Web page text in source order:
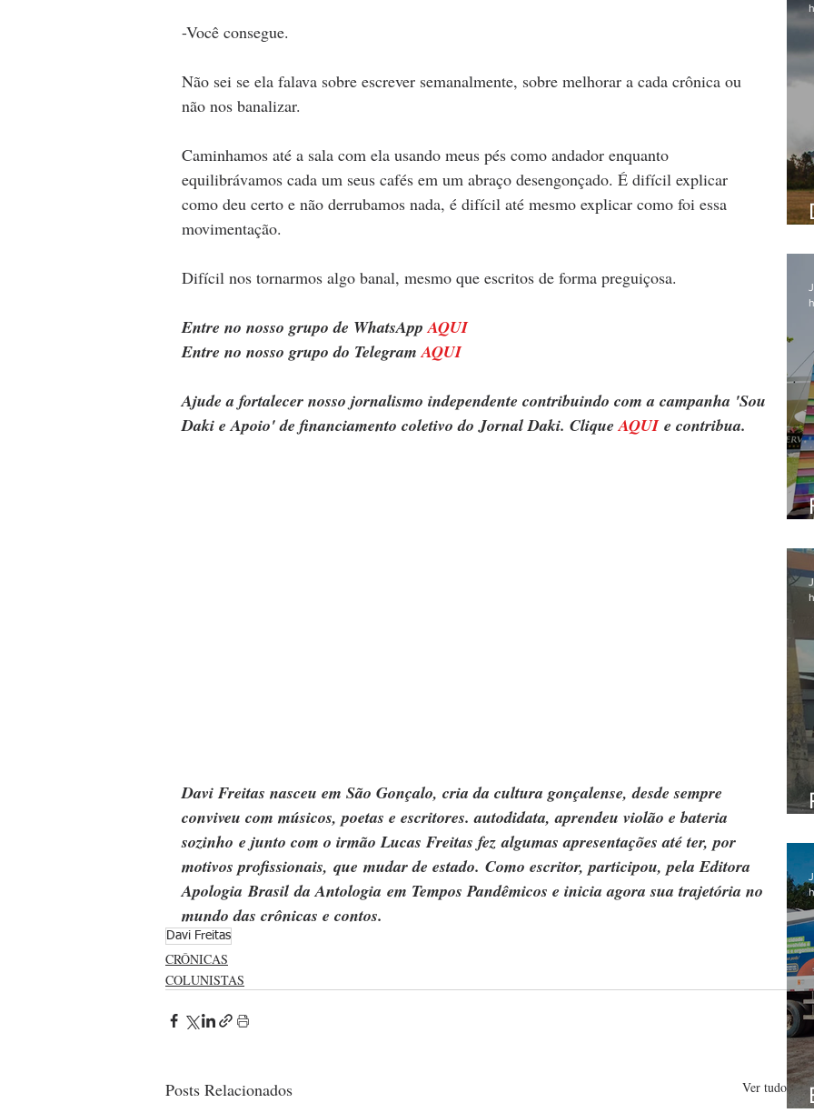
-Você consegue.
Não sei se ela falava sobre escrever semanalmente, sobre melhorar a cada crônica ou
não nos banalizar.
Caminhamos até a sala com ela usando meus pés como andador enquanto
equilibrávamos cada um seus cafés em um abraço desengonçado. É difícil explicar
como deu certo e não derrubamos nada, é difícil até mesmo explicar como foi essa
movimentação.
Difícil nos tornarmos algo banal, mesmo que escritos de forma preguiçosa.
Entre no nosso grupo de WhatsApp AQUI
Entre no nosso grupo do Telegram AQUI
Ajude a fortalecer nosso jornalismo independente contribuindo com a campanha 'Sou
Daki e Apoio' de financiamento coletivo do Jornal Daki. Clique AQUI e contribua.
Davi Freitas nasceu em São Gonçalo, cria da cultura gonçalense, desde sempre
conviveu com músicos, poetas e escritores. autodidata, aprendeu violão e bateria
sozinho e junto com o irmão Lucas Freitas fez algumas apresentações até ter, por
motivos profissionais, que mudar de estado. Como escritor, participou, pela Editora
Apologia Brasil da Antologia em Tempos Pandêmicos e inicia agora sua trajetória no
mundo das crônicas e contos.
Davi Freitas
CRÔNICAS
COLUNISTAS
Posts Relacionados Ver tudo